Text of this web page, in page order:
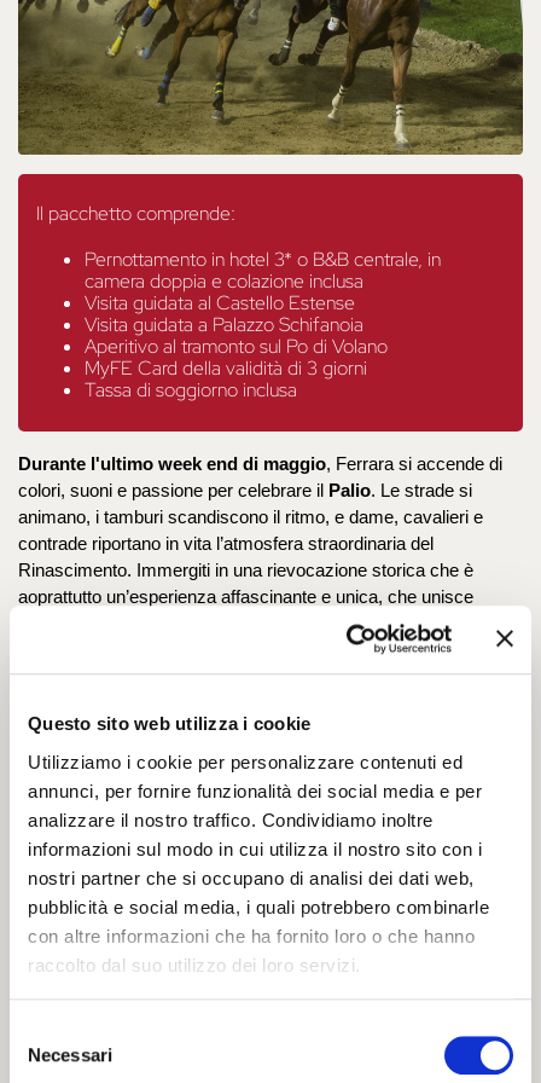
Questo sito web utilizza i cookie
Utilizziamo i cookie per personalizzare contenuti ed
annunci, per fornire funzionalità dei social media e per
analizzare il nostro traffico. Condividiamo inoltre
informazioni sul modo in cui utilizza il nostro sito con i
nostri partner che si occupano di analisi dei dati web,
pubblicità e social media, i quali potrebbero combinarle
con altre informazioni che ha fornito loro o che hanno
raccolto dal suo utilizzo dei loro servizi.
delNecessari
Il pacchetto comprende:
Pernottamento in hotel 3* o B&B centrale, in
camera doppia e colazione inclusa
Visita guidata al Castello Estense
Visita guidata a Palazzo Schifanoia
Aperitivo al tramonto sul Po di Volano
MyFE Card della validità di 3 giorni
Tassa di soggiorno inclusa
Durante l'ultimo week end di maggio, Ferrara si accende di
colori, suoni e passione per celebrare il
Palio. Le strade si
animano, i tamburi scandiscono il ritmo, e dame, cavalieri e
contrade riportano in vita l’atmosfera straordinaria del
Rinascimento. Immergiti in una rievocazione storica che è
aoprattutto un’esperienza affascinante e unica, che unisce
Non potrà mancare durante il soggiorno una visita guidata al
della potenza della famiglia d’Este. Circondato dal suo antico
secoli di storia, arte e racconti di corte che renderanno la tua
visita ancora più coinvolgente.
Proseguirai alla scoperta di un altro gioiello, Palazzo
Schifanoia, dove gli affreschi del Salone dei Mesi stupiscono
per la loro bellezza e per il misterioso intreccio tra astrologia,
mitologia e potere: lasciati guidare tra le sale di questi
meravigliosi palazzi storici, così da scoprire ogni dettaglio e
curiosità.
. Il
percorso si snoda dal lungo fiume cittadino alla campagna